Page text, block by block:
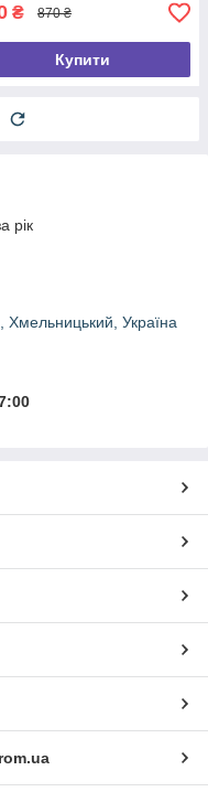
₴ 870 ₴
Купити
рік
Україна